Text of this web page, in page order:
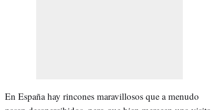
En España hay rincones maravillosos que a menudo